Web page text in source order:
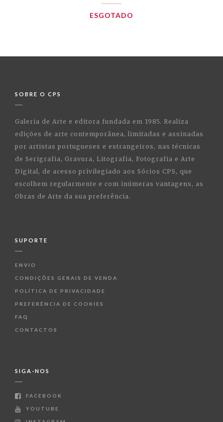
ESGOTADO
SOBRE O CPS
Galeria de Arte e editora fundada em 1985. Realiza
edições de arte contemporânea, limitadas e assinadas
por artistas portugueses e estrangeiros, nas técnicas
de Serigrafia, Gravura, Litografia, Fotografia e Arte
Digital, de acesso privilegiado aos Sócios CPS, que
escolhem regularmente e com inúmeras vantagens, as
Obras de Arte da sua preferência.
SUPORTE
ENVIO
CONDIÇÕES GERAIS DE VENDA
POLÍTICA DE PRIVACIDADE
PREFERÊNCIA DE COOKIES
FAQ
CONTACTOS
SIGA-NOS
FACEBOOK
YOUTUBE